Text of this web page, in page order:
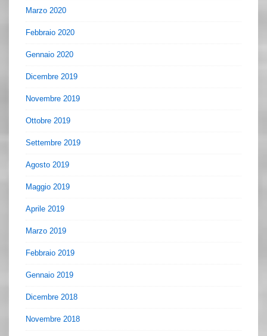
Marzo 2020
Febbraio 2020
Gennaio 2020
Dicembre 2019
Novembre 2019
Ottobre 2019
Settembre 2019
Agosto 2019
Maggio 2019
Aprile 2019
Marzo 2019
Febbraio 2019
Gennaio 2019
Dicembre 2018
Novembre 2018